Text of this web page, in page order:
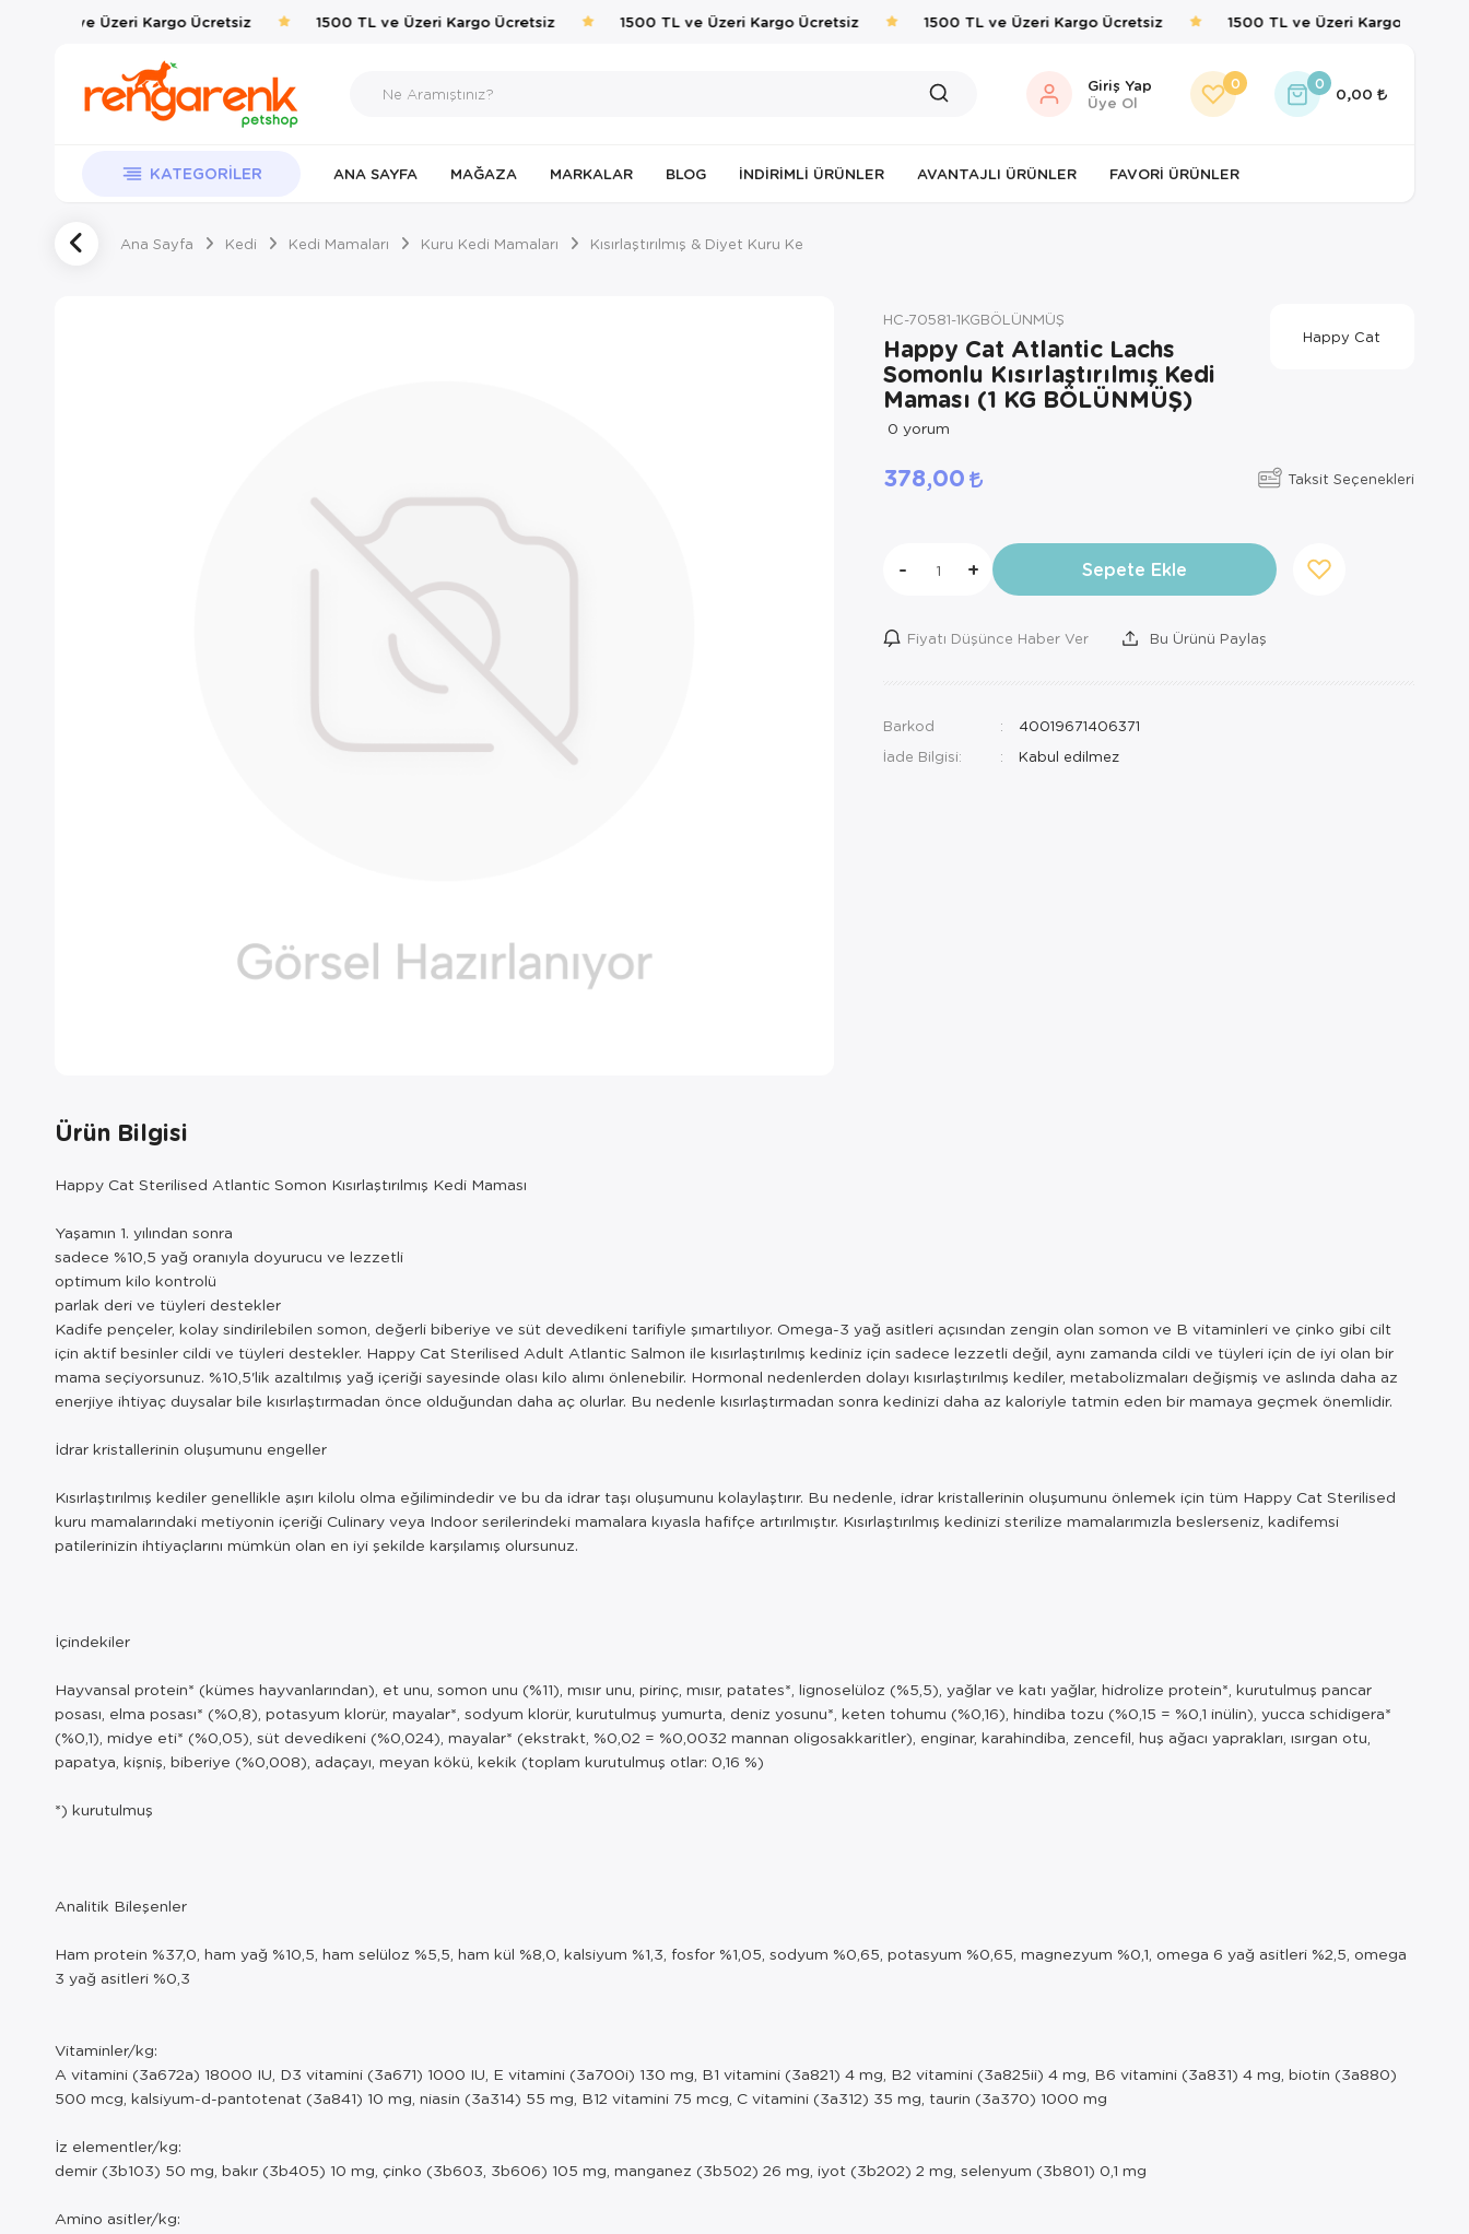
TL ve Üzeri Kargo Ücretsiz 1500 TL ve Üzeri Kargo Ücretsiz 1500 TL ve Üzeri Kargo Ücretsiz 1500 TL ve Üzeri Kargo Ücretsiz 1500 TL ve Üzeri Kargo Ücretsiz
Giriş Yap
Üye Ol
0 0
0,00
KATEGORILER ANA SAYFA MAĞAZA MARKALAR BLOG İNDIRIMLI ÜRÜNLER AVANTAJLI ÜRÜNLER FAVORI ÜRÜNLER
Ana Sayfa Kedi Kedi Mamaları Kuru Kedi Mamaları Kısırlaştırılmış & Diyet Kuru Ke
HC-70581-1KGBÖLÜNMÜŞ
Happy Cat Atlantic Lachs
Somonlu Kısırlaştırılmış Kedi
Maması (1 KG BÖLÜNMÜŞ)
0 yorum
Happy Cat
378,00 Taksit Seçenekleri
- + Sepete Ekle
Fiyatı Düşünce Haber Ver Bu Ürünü Paylaş
Barkod
40019671406371
İade Bilgisi:
Ürün Bilgisi
Happy Cat Sterilised Atlantic Somon Kısırlaştırılmış Kedi Maması
Yaşamın 1. yılından sonra
sadece %10,5 yağ oranıyla doyurucu ve lezzetli
optimum kilo kontrolü
parlak deri ve tüyleri destekler
Kadife pençeler, kolay sindirilebilen somon, değerli biberiye ve süt devedikeni tarifiyle şımartılıyor. Omega-3 yağ asitleri açısından zengin olan somon ve B vitaminleri ve çinko gibi cilt
için aktif besinler cildi ve tüyleri destekler. Happy Cat Sterilised Adult Atlantic Salmon ile kısırlaştırılmış kediniz için sadece lezzetli değil, aynı zamanda cildi ve tüyleri için de iyi olan bir
mama seçiyorsunuz. %10,5'lik azaltılmış yağ içeriği sayesinde olası kilo alımı önlenebilir. Hormonal nedenlerden dolayı kısırlaştırılmış kediler, metabolizmaları değişmiş ve aslında daha az
enerjiye ihtiyaç duysalar bile kısırlaştırmadan önce olduğundan daha aç olurlar. Bu nedenle kısırlaştırmadan sonra kedinizi daha az kaloriyle tatmin eden bir mamaya geçmek önemlidir.
İdrar kristallerinin oluşumunu engeller
Kısırlaştırılmış kediler genellikle aşırı kilolu olma eğilimindedir ve bu da idrar taşı oluşumunu kolaylaştırır. Bu nedenle, idrar kristallerinin oluşumunu önlemek için tüm Happy Cat Sterilised
kuru mamalarındaki metiyonin içeriği Culinary veya Indoor serilerindeki mamalara kıyasla hafifçe artırılmıştır. Kısırlaştırılmış kedinizi sterilize mamalarımızla beslerseniz, kadifemsi
patilerinizin ihtiyaçlarını mümkün olan en iyi şekilde karşılamış olursunuz.
İçindekiler
Hayvansal protein* (kümes hayvanlarından), et unu, somon unu (%11), mısır unu, pirinç, mısır, patates*, lignoselüloz (%5,5), yağlar ve katı yağlar, hidrolize protein*, kurutulmuş pancar
posası, elma posası* (%0,8), potasyum klorür, mayalar*, sodyum klorür, kurutulmuş yumurta, deniz yosunu*, keten tohumu (%0,16), hindiba tozu (%0,15 = %0,1 inülin), yucca schidigera*
(%0,1), midye eti* (%0,05), süt devedikeni (%0,024), mayalar* (ekstrakt, %0,02 = %0,0032 mannan oligosakkaritler), enginar, karahindiba, zencefil, huş ağacı yaprakları, ısırgan otu,
papatya, kişniş, biberiye (%0,008), adaçayı, meyan kökü, kekik (toplam kurutulmuş otlar: 0,16 %)
*) kurutulmuş
Analitik Bileşenler
Ham protein %37,0, ham yağ %10,5, ham selüloz %5,5, ham kül %8,0, kalsiyum %1,3, fosfor %1,05, sodyum %0,65, potasyum %0,65, magnezyum %0,1, omega 6 yağ asitleri %2,5, omega
3 yağ asitleri %0,3
Vitaminler/kg:
A vitamini (3a672a) 18000 IU, D3 vitamini (3a671) 1000 IU, E vitamini (3a700i) 130 mg, B1 vitamini (3a821) 4 mg, B2 vitamini (3a825ii) 4 mg, B6 vitamini (3a831) 4 mg, biotin (3a880)
500 mcg, kalsiyum-d-pantotenat (3a841) 10 mg, niasin (3a314) 55 mg, B12 vitamini 75 mcg, C vitamini (3a312) 35 mg, taurin (3a370) 1000 mg
İz elementler/kg:
demir (3b103) 50 mg, bakır (3b405) 10 mg, çinko (3b603, 3b606) 105 mg, manganez (3b502) 26 mg, iyot (3b202) 2 mg, selenyum (3b801) 0,1 mg
Amino asitler/kg: